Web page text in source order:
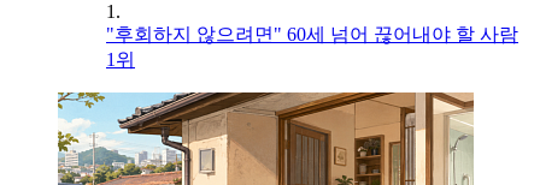
1.
"후회하지 않으려면" 60세 넘어 끊어내야 할 사람
1위